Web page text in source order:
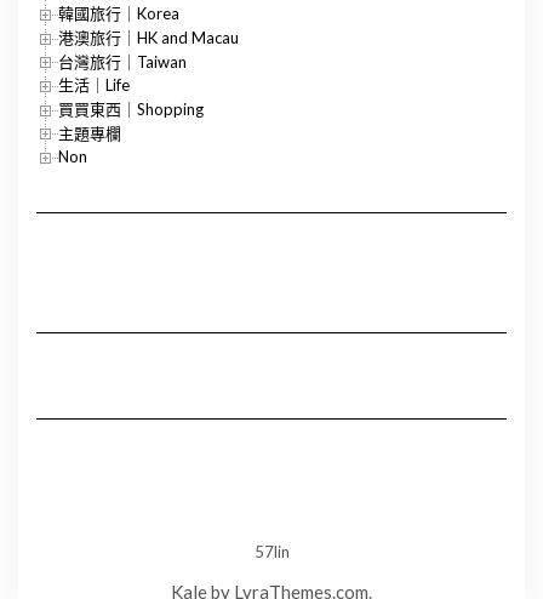
韓國旅行｜Korea
港澳旅行｜HK and Macau
台灣旅行｜Taiwan
生活｜Life
買買東西｜Shopping
主題專欄
Non
57lin
Kaleby LyraThemes.com.